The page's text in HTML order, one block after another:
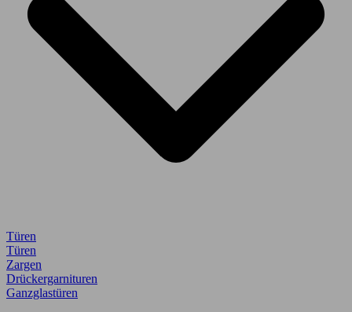
Türen
Türen
Zargen
Drückergarnituren
Ganzglastüren